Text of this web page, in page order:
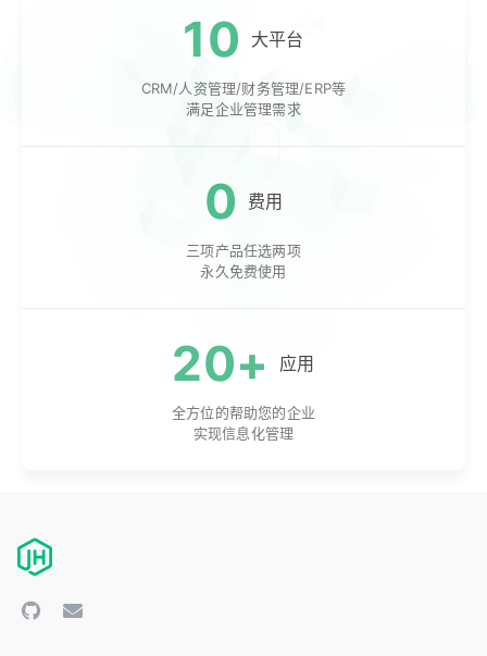
10 大平台
CRM/人资管理/财务管理/ERP等
满足企业管理需求
0 费用
三项产品任选两项
永久免费使用
20+ 应用
全方位的帮助您的企业
实现信息化管理